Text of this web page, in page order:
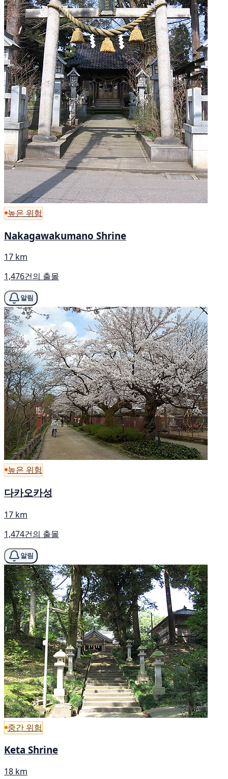
높은 위험
Nakagawakumano Shrine
17 km
1,476건의 출몰
알림
높은 위험
다카오카성
17 km
1,474건의 출몰
알림
중간 위험
Keta Shrine
18 km